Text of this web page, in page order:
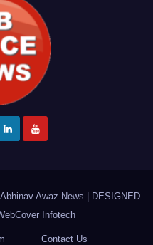
Abhinav Awaz News
DESIGNED
Infotech
Contact Us